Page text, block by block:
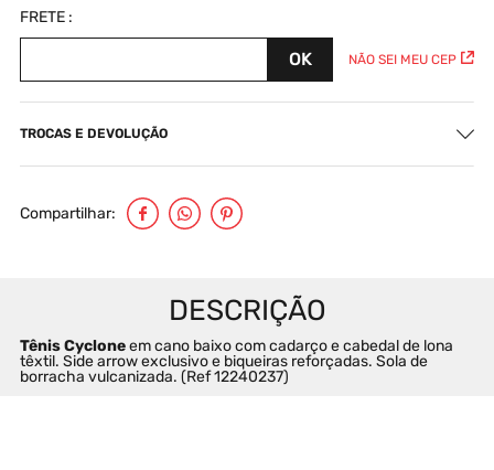
NÃO SEI MEU CEP
TROCAS E DEVOLUÇÃO
Compartilhar
Tênis Cyclone em cano baixo com cadarço e cabedal de lona
têxtil. Side arrow exclusivo e biqueiras reforçadas. Sola de
borracha vulcanizada. (Ref 12240237)